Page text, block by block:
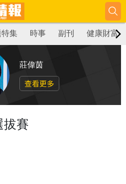
特集 時事 副刊 健康財富
莊偉茵
查看更多
拔賽